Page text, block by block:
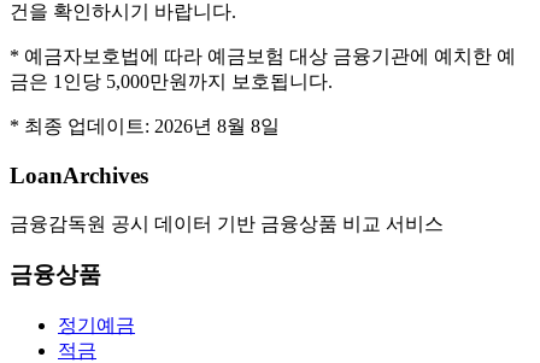
건을 확인하시기 바랍니다.
* 예금자보호법에 따라 예금보험 대상 금융기관에 예치한 예
금은 1인당 5,000만원까지 보호됩니다.
* 최종 업데이트: 2026년 8월 8일
LoanArchives
금융감독원 공시 데이터 기반 금융상품 비교 서비스
금융상품
정기예금
적금